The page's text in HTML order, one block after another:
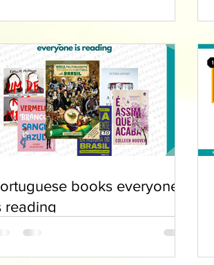
books everyone
reading